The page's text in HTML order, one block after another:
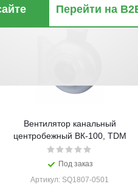
Вентилятор канальный
центробежный ВК-100, TDM
Под заказ
Артикул: SQ1807-0501
Перейти на